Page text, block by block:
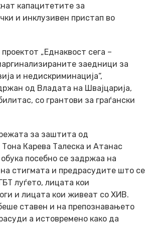
капацитетите за
и инклузивен пристап во
„Еднаквост сега –
заедници за
и недискриминација“,
од Владата на Швајцарија,
со грантови за граѓански
за заштита од
Карева Талеска и Атанас
посебно се задржаа на
стигмата и предрасудите што се
луѓето, лицата кои
и лицата кои живеат со ХИВ.
ставен и на препознавањето
а истовремено како да